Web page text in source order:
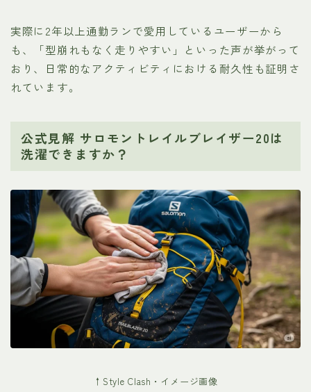
実際に2年以上通勤ランで愛用しているユーザーから
も、「型崩れもなく走りやすい」といった声が挙がって
おり、日常的なアクティビティにおける耐久性も証明さ
れています。
公式見解 サロモントレイルブレイザー20は
洗濯できますか？
↑Style Clash・イメージ画像